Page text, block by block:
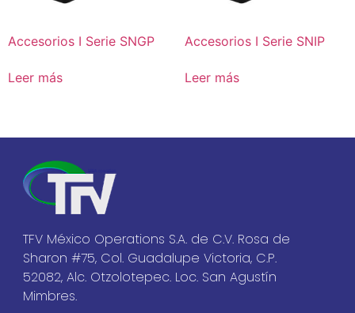
Accesorios I Serie SNGP
Leer más
Accesorios I Serie SNIP
Leer más
TFV México Operations S.A. de C.V. Rosa de
Sharon #75, Col. Guadalupe Victoria, C.P.
52082, Alc. Otzolotepec. Loc. San Agustín
Mimbres.